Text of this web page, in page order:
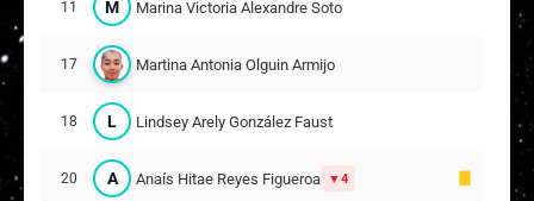
11 M Marina Victoria Alexandre Soto
17 Martina Antonia Olguin Armijo
18 L Lindsey Arely González Faust
20 A Anaís Hitae Reyes Figueroa 4